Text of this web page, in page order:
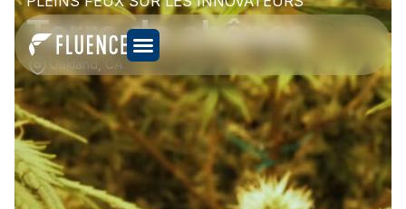
Terre de chênes
Oakland, CA